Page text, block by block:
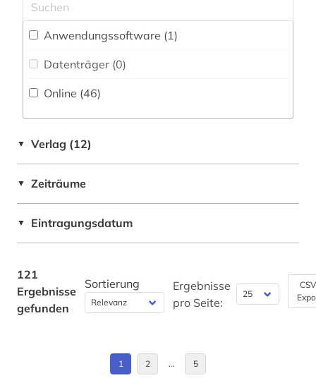
fernsehen (1)
forschung (1)
fotografie (2)
französisch (1)
führer (1)
gehörbildung (1)
Estland (1)
Europa (4)
Israel (3)
Jugoslawien (1)
Lettland (1)
Makedonien (1)
Anwendungssoftware (1)
Datenträger (0)
Online (46)
▼ Verlag (12)
▼ Zeiträume
▼ Eintragungsdatum
121
Ergebnisse
gefunden
Sortierung
Ergebnisse
pro Seite:
1 2 … 5